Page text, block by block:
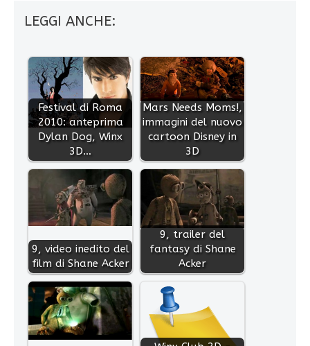
LEGGI ANCHE:
Festival di Roma
2010: anteprima
Dylan Dog, Winx
3D…
Mars Needs Moms!,
immagini del nuovo
cartoon Disney in
3D
9, video inedito del
film di Shane Acker
9, trailer del
fantasy di Shane
Acker